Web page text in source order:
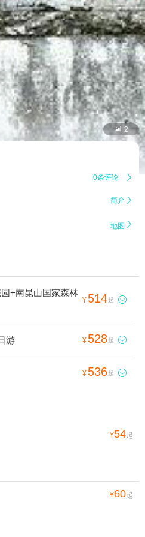
 2
0条评论 
简介 
地图 
+南昆山国家森林
¥ 514起 
游 ¥ 528起 
¥ 536起 
¥54起
¥60起